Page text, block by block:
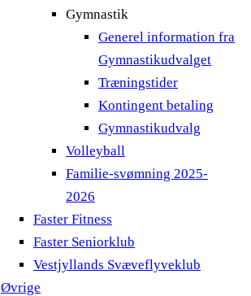
Gymnastik
Generel information fra
Gymnastikudvalget
Træningstider
Kontingent betaling
Gymnastikudvalg
Volleyball
Familie-svømning 2025-
2026
Faster Fitness
Faster Seniorklub
Vestjyllands Svæveflyveklub
Øvrige